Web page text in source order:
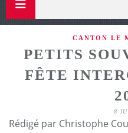
CANTON LE
PETITS
FÊTE
8
Rédigé par Christophe